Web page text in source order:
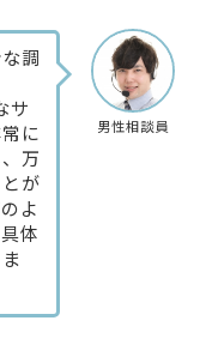
男性相談員
調
サ
に
万
が
よ
体